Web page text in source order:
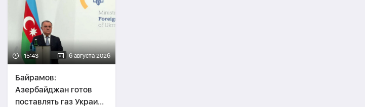
15:43 6 августа 2026
Байрамов:
Азербайджан готов
поставлять газ Украине